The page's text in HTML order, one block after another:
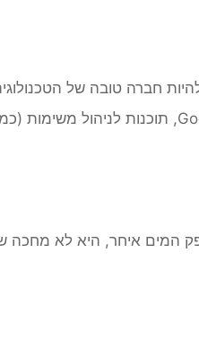
חברה טובה של
המים איחר, היא לא מחכה